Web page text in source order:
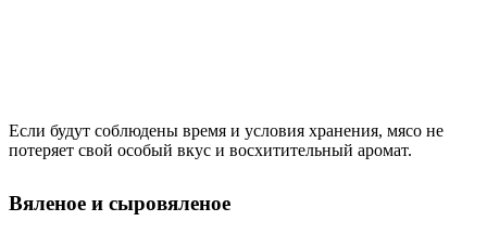
Если будут соблюдены время и условия хранения, мясо не
потеряет свой особый вкус и восхитительный аромат.
Вяленое и сыровяленое